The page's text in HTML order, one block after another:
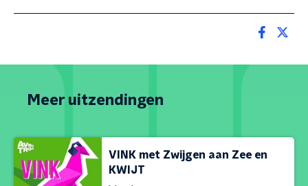
Meer uitzendingen
VINK met Zwijgen aan Zee en
KWIJT